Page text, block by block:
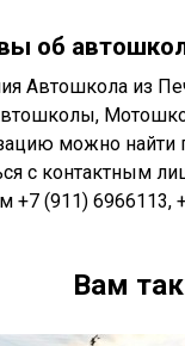
об
Автошкола из
можно найти
с контактным
+7 (911) 6966113,
Вам